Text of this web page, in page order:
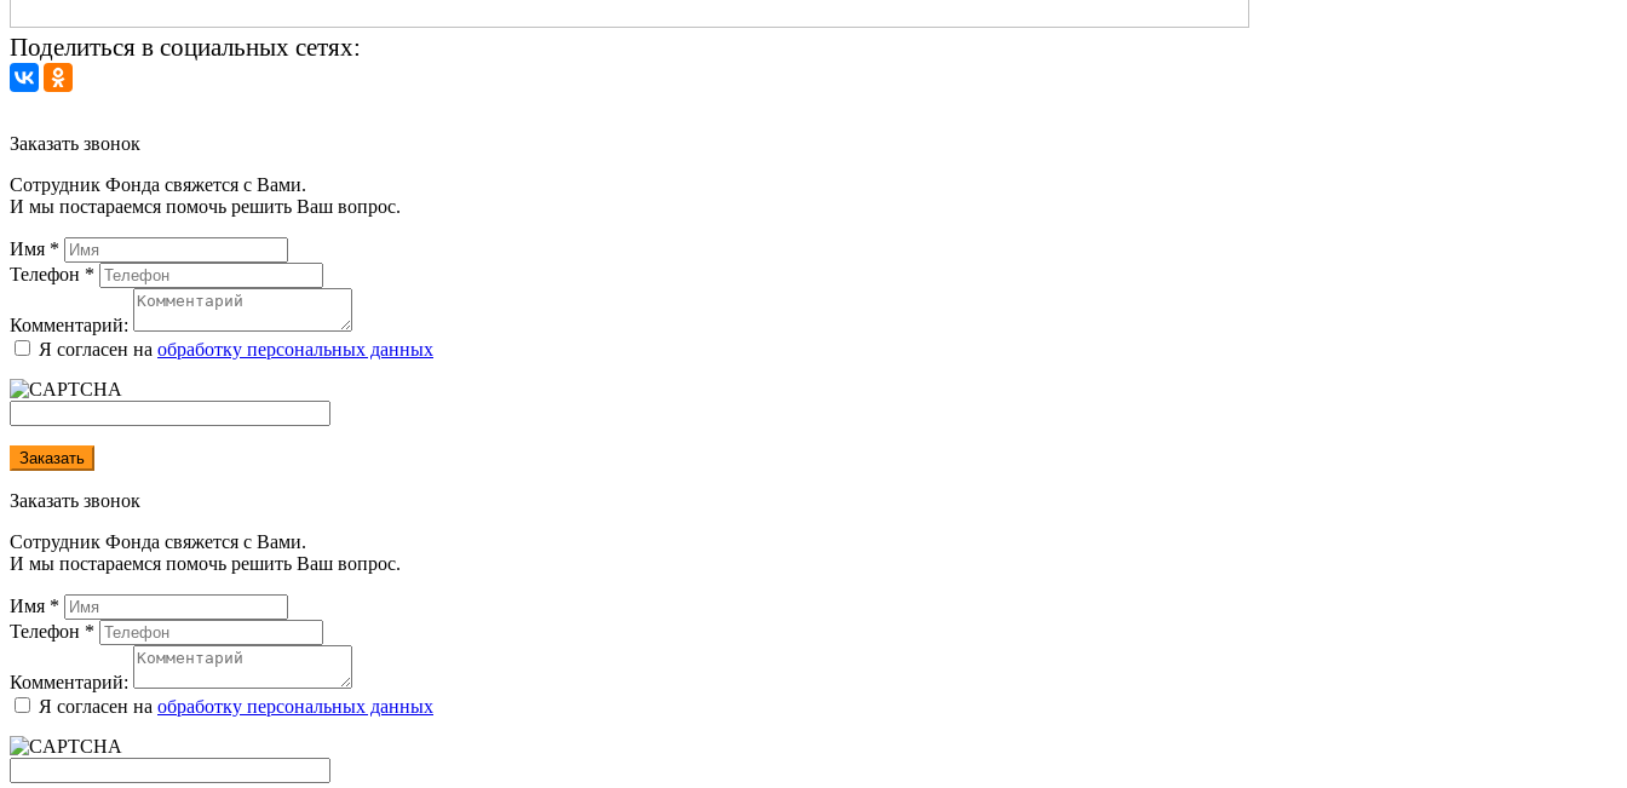
Поделиться в социальных сетях:
Заказать звонок
Сотрудник Фонда свяжется с Вами.
И мы постараемся помочь решить Ваш вопрос.
Имя *
Телефон *
Комментарий:
Я согласен на обработку персональных данных
Заказать
Заказать звонок
Сотрудник Фонда свяжется с Вами.
И мы постараемся помочь решить Ваш вопрос.
Имя *
Телефон *
Комментарий:
Я согласен на обработку персональных данных